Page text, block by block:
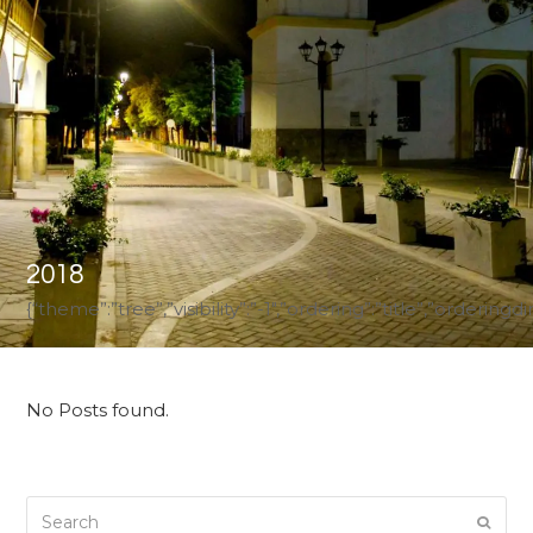
2018
{“theme”:”tree”,”visibility”:”-
No Posts found.